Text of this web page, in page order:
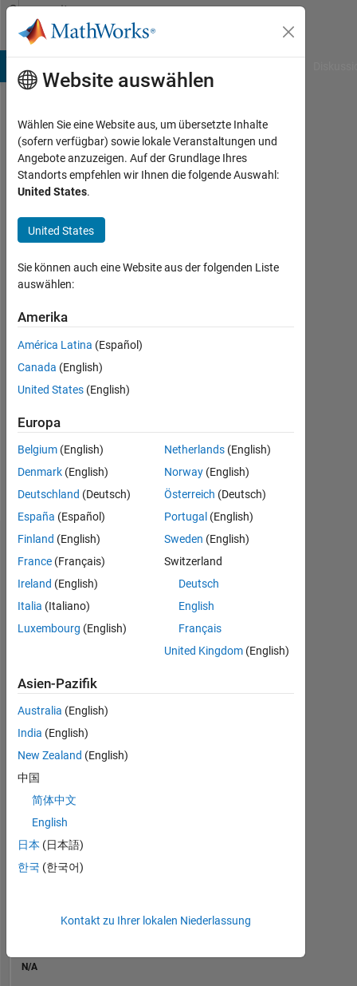
Weiter zum Inhalt
Community
Profile
Andre
Last
seen:
mehr
als
ein
vor
|
seit
Followers:
0
Follow
Dashboard
Statistik
MATLAB Answers
BEITRÄGE
04/25
06/25
10/25
12/25
04/26
06/26
N/A
Website auswählen
Wählen Sie eine Website aus, um übersetzte Inhalte
(sofern verfügbar) sowie lokale Veranstaltungen und
Angebote anzuzeigen. Auf der Grundlage Ihres
Standorts empfehlen wir Ihnen die folgende Auswahl:
United States.
United States
Sie können auch eine Website aus der folgenden Liste
auswählen:
Amerika
América Latina (Español)
Canada (English)
United States (English)
Europa
Belgium (English)
Denmark (English)
Deutschland (Deutsch)
España (Español)
Finland (English)
France (Français)
Ireland (English)
Italia (Italiano)
Luxembourg (English)
Netherlands (English)
Norway (English)
Österreich (Deutsch)
Portugal (English)
Sweden (English)
Switzerland
Deutsch
English
Français
United Kingdom (English)
Asien-Pazifik
Australia (English)
India (English)
New Zealand (English)
中国
简体中文
English
日本 (日本語)
한국 (한국어)
Kontakt zu Ihrer lokalen Niederlassung